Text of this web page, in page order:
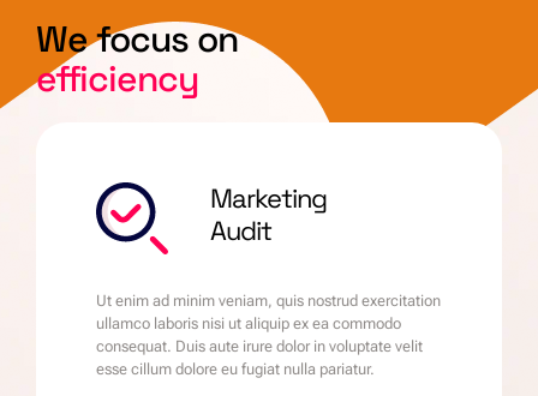
We focus on
efficiency
Marketing
Audit
Ut enim ad minim veniam, quis nostrud exercitation
ullamco laboris nisi ut aliquip ex ea commodo
consequat. Duis aute irure dolor in voluptate velit
esse cillum dolore eu fugiat nulla pariatur.